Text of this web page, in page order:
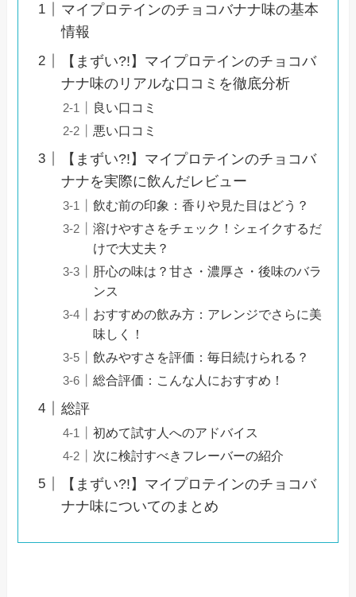
マイプロテインのチョコバナナ味の基本
情報
【まずい?!】マイプロテインのチョコバ
ナナ味のリアルな口コミを徹底分析
良い口コミ
悪い口コミ
【まずい?!】マイプロテインのチョコバ
ナナを実際に飲んだレビュー
飲む前の印象：香りや見た目はどう？
溶けやすさをチェック！シェイクするだ
けで大丈夫？
肝心の味は？甘さ・濃厚さ・後味のバラ
ンス
おすすめの飲み方：アレンジでさらに美
味しく！
飲みやすさを評価：毎日続けられる？
総合評価：こんな人におすすめ！
総評
初めて試す人へのアドバイス
次に検討すべきフレーバーの紹介
【まずい?!】マイプロテインのチョコバ
ナナ味についてのまとめ